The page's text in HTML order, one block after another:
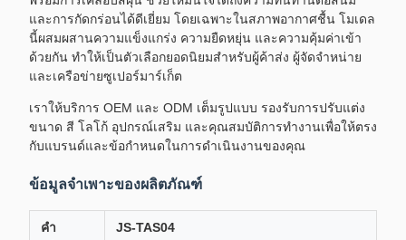
และการกัดกร่อนได้ดีเยี่ยม โดยเฉพาะในสภาพอากาศชื้น โมเดล
นี้ผสมผสานความแข็งแกร่ง ความยืดหยุ่น และความคุ้มค่าเข้า
ด้วยกัน ทำให้เป็นตัวเลือกยอดนิยมสำหรับผู้ค้าส่ง ผู้จัดจำหน่าย
และเครือข่ายซูเปอร์มาร์เก็ต
เราให้บริการ OEM และ ODM เต็มรูปแบบ รองรับการปรับแต่ง
ขนาด สี โลโก้ อุปกรณ์เสริม และคุณสมบัติการทำงานเพื่อให้ตรง
กับแบรนด์และข้อกำหนดในการดำเนินงานของคุณ
ข้อมูลจำเพาะของผลิตภัณฑ์
คำ
JS-TAS04